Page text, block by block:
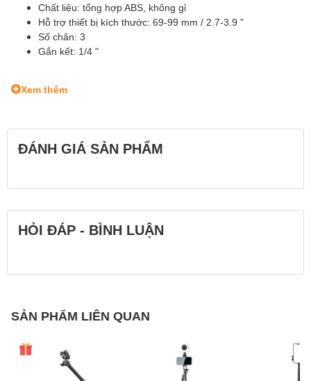
Chất liệu: tổng hợp ABS, không gỉ
Hỗ trợ thiết bị kích thước: 69-99 mm / 2.7-3.9 "
Số chân: 3
Gắn kết: 1/4 "
Xem thêm
ĐÁNH GIÁ SẢN PHẨM
HỎI ĐÁP - BÌNH LUẬN
SẢN PHẨM LIÊN QUAN